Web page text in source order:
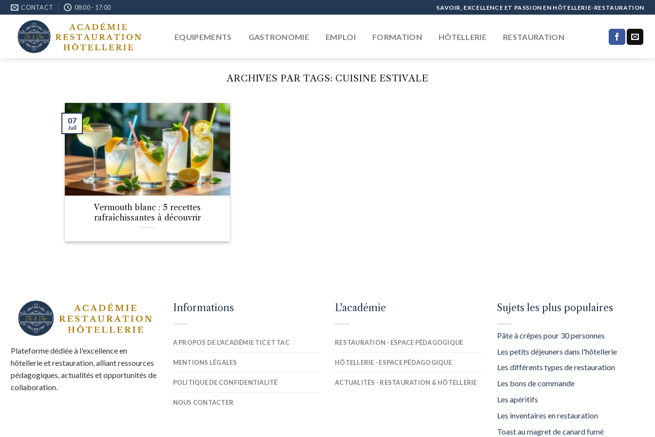
Passer
au
contenu
CONTACT 08:00 - 17:00 SAVOIR, EXCELLENCE ET PASSION EN HÔTELLERIE-RESTAURATION
EQUIPEMENTS GASTRONOMIE EMPLOI FORMATION HÔTELLERIE RESTAURATION
ARCHIVES PAR TAGS: CUISINE ESTIVALE
Vermouth blanc : 5 recettes
rafraîchissantes à découvrir
07
Juil
Plateforme dédiée à l'excellence en
hôtellerie et restauration, alliant ressources
pédagogiques, actualités et opportunités de
collaboration.
Informations
A PROPOS DE L'ACADÉMIE TIC ET TAC
MENTIONS LÉGALES
POLITIQUE DE CONFIDENTIALITÉ
NOUS CONTACTER
L'académie
RESTAURATION - ESPACE PÉDAGOGIQUE
HÔTELLERIE - ESPACE PÉDAGOGIQUE
ACTUALITÉS - RESTAURATION & HÔTELLERIE
Sujets les plus populaires
Pâte à crêpes pour 30 personnes
Les petits déjeuners dans l'hôtellerie
Les différents types de restauration
Les bons de commande
Les apéritifs
Les inventaires en restauration
Toast au magret de canard fumé